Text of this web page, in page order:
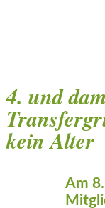
4. und
kein Alter
Am